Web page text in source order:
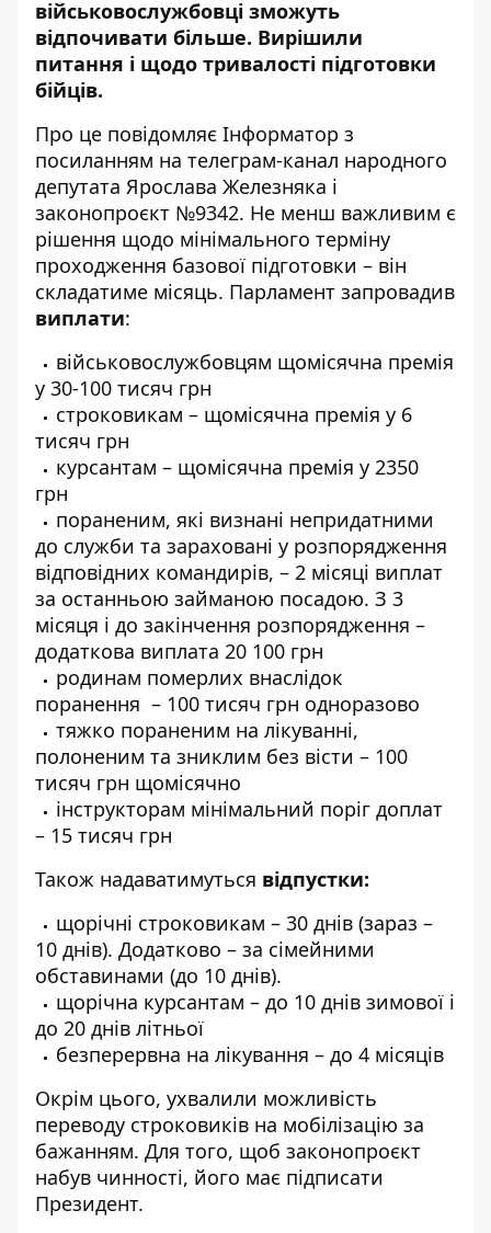
військовослужбовці зможуть
відпочивати більше. Вирішили
питання і щодо тривалості підготовки
бійців.
Про це повідомляє Інформатор з
посиланням на телеграм-канал народного
депутата Ярослава Железняка і
законопроєкт №9342. Не менш важливим є
рішення щодо мінімального терміну
проходження базової підготовки – він
складатиме місяць. Парламент запровадив
виплати:
військовослужбовцям щомісячна премія
у 30-100 тисяч грн
строковикам – щомісячна премія у 6
тисяч грн
курсантам – щомісячна премія у 2350
грн
пораненим, які визнані непридатними
до служби та зараховані у розпорядження
відповідних командирів, – 2 місяці виплат
за останньою займаною посадою. З 3
місяця і до закінчення розпорядження –
додаткова виплата 20 100 грн
родинам померлих внаслідок
поранення – 100 тисяч грн одноразово
тяжко пораненим на лікуванні,
полоненим та зниклим без вісти – 100
тисяч грн щомісячно
інструкторам мінімальний поріг доплат
– 15 тисяч грн
Також надаватимуться відпустки:
щорічні строковикам – 30 днів (зараз –
10 днів). Додатково – за сімейними
обставинами (до 10 днів).
щорічна курсантам – до 10 днів зимової і
до 20 днів літньої
безперервна на лікування – до 4 місяців
Окрім цього, ухвалили можливість
переводу строковиків на мобілізацію за
бажанням. Для того, щоб законопроєкт
набув чинності, його має підписати
Президент.